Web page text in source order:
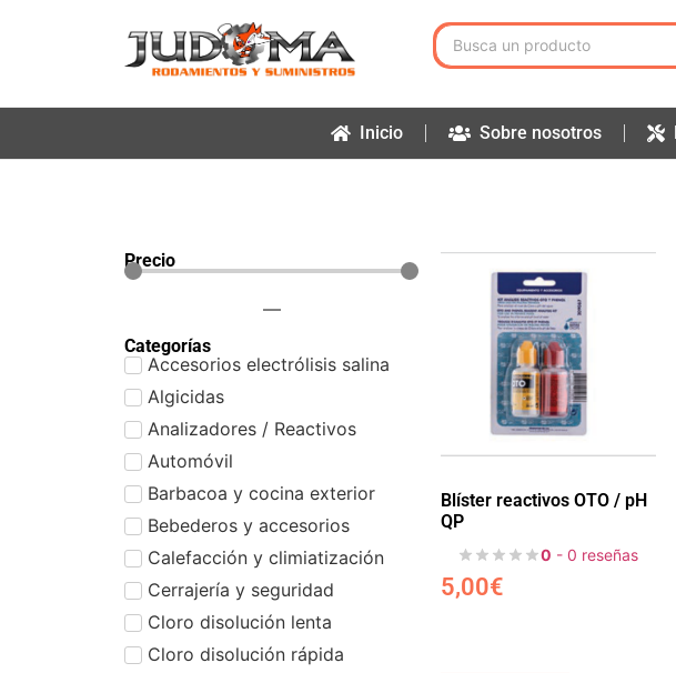
Inicio Sobre nosotros
Precio
—
Categorías
Accesorios electrólisis salina
Algicidas
Analizadores / Reactivos
Automóvil
Barbacoa y cocina exterior
Bebederos y accesorios
Calefacción y climiatización
Cerrajería y seguridad
Cloro disolución lenta
Cloro disolución rápida
Blíster reactivos OTO / pH
QP
0 - 0 reseñas
5,00€